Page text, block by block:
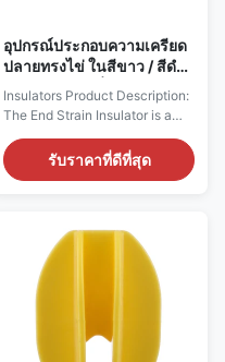
อุปกรณ์ประกอบความเครียด
ปลายทรงไข่ ในสีขาว / สีดํา /
สีเหลือง หรือสีที่สามารถปรับ
แต่งได้
Insulators Product Description:
The End Strain Insulator is a
made in China. It is designed to
be used in electric fence
is made of PP, which makes it
highly water repellent. It is also
very durable and ...
รับราคาที่ดีที่สุด